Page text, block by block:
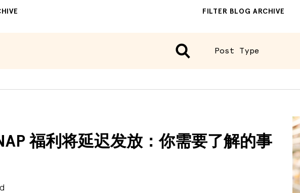
FILTER BLOG ARCHIVE
Post Type
福利将延迟发放：你需要了解的事